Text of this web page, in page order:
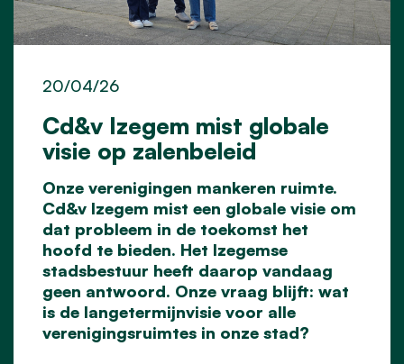
Cd&v Izegem mist globale
visie op zalenbeleid
20/04/26
Onze verenigingen mankeren ruimte.
Cd&v Izegem mist een globale visie om
dat probleem in de toekomst het
hoofd te bieden. Het Izegemse
stadsbestuur heeft daarop vandaag
geen antwoord. Onze vraag blijft: wat
is de langetermijnvisie voor alle
verenigingsruimtes in onze stad?